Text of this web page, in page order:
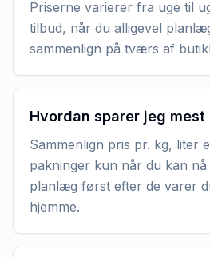
Priserne varierer fra uge til
tilbud, når du alligevel
sammenlign på tværs af
Hvordan sparer jeg mest
Sammenlign pris pr. kg, liter
pakninger kun når du kan
planlæg først efter de varer
hjemme.